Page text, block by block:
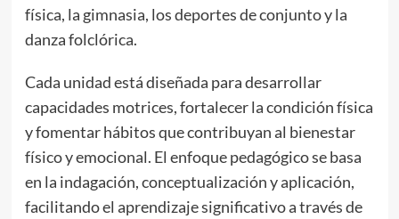
física, la gimnasia, los deportes de conjunto y la
danza folclórica.
Cada unidad está diseñada para desarrollar
capacidades motrices, fortalecer la condición física
y fomentar hábitos que contribuyan al bienestar
físico y emocional. El enfoque pedagógico se basa
en la indagación, conceptualización y aplicación,
facilitando el aprendizaje significativo a través de